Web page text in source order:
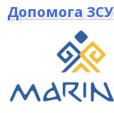
Допомога ЗСУ